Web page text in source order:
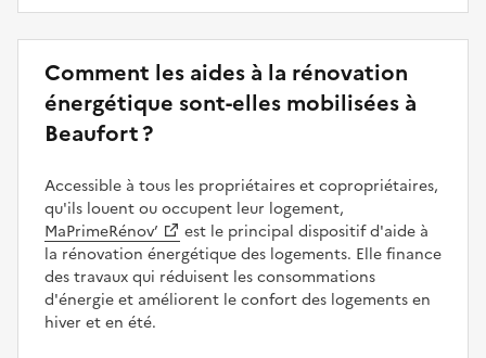
Comment les aides à la rénovation
énergétique sont-elles mobilisées à
Beaufort ?
Accessible à tous les propriétaires et copropriétaires,
qu'ils louent ou occupent leur logement,
MaPrimeRénov’
est le principal dispositif d'aide à
la rénovation énergétique des logements. Elle finance
des travaux qui réduisent les consommations
d'énergie et améliorent le confort des logements en
hiver et en été.